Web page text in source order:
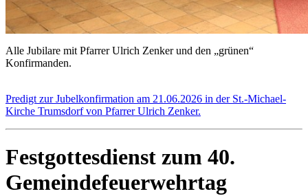
Alle Jubilare mit Pfarrer Ulrich Zenker und den „grünen“
Konfirmanden.
Predigt zur Jubelkonfirmation am 21.06.2026 in der St.-Michael-
Kirche Trumsdorf von Pfarrer Ulrich Zenker.
Festgottesdienst zum 40.
Gemeindefeuerwehrtag